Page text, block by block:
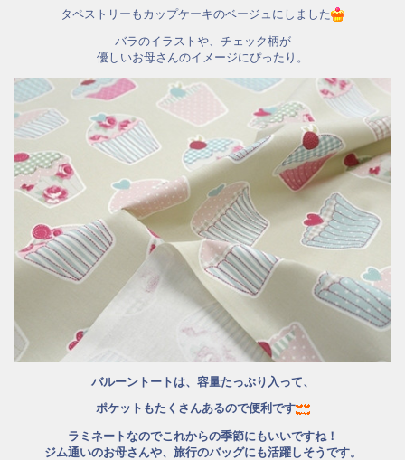
タペストリーもカップケーキのベージュにしました
バラのイラストや、チェック柄が
優しいお母さんのイメージにぴったり。
バルーントートは、容量たっぷり入って、
ポケットもたくさんあるので便利です
ラミネートなのでこれからの季節にもいいですね！
ジム通いのお母さんや、旅行のバッグにも活躍しそうです。